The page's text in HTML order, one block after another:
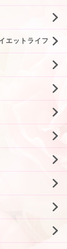
エットライフ